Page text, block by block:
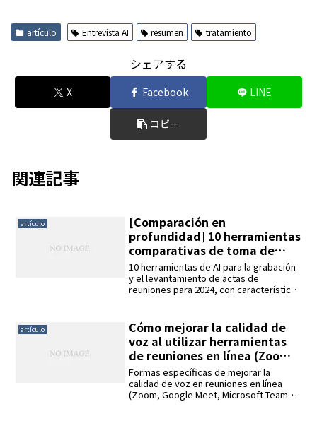
artículo Entrevista AI resumen tratamiento
シェアする
X Facebook LINE
コピー
関連記事
artículo
[Comparación en
profundidad] 10 herramientas
comparativas de toma de
minutos con IA para 2024.
10 herramientas de AI para la grabación
y el levantamiento de actas de
reuniones para 2024, con características
levantamiento de actas: transcripción,
edición de actas, resumen automático,
identificación del orador, traducción
multilingüe.10 herramientas de AI para el
levantamiento de actas: AI Minute-taker-
kun, AmiVoice Scribe Assist, YOMEL,
AutoMemo S, ZMEETING, AI GIJIROKU
artículo
Cómo mejorar la calidad de
voz al utilizar herramientas
de reuniones en línea (Zoom,
Google Meet, Microsoft
Teams, etc.)
Formas específicas de mejorar la
calidad de voz en reuniones en línea
(Zoom, Google Meet, Microsoft Teams,